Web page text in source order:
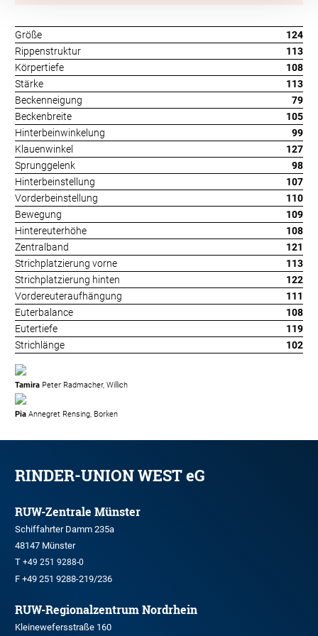
Größe
124
Rippenstruktur
113
Körpertiefe
108
Stärke
113
Beckenneigung
79
Beckenbreite
105
Hinterbeinwinkelung
99
Klauenwinkel
127
Sprunggelenk
98
Hinterbeinstellung
107
Vorderbeinstellung
110
Bewegung
109
Hintereuterhöhe
108
Zentralband
121
Strichplatzierung vorne
113
Strichplatzierung hinten
122
Vordereuteraufhängung
111
Euterbalance
108
Eutertiefe
119
Strichlänge
102
Tamira Peter Radmacher, Willich
Pia Annegret Rensing, Borken
RINDER-UNION WEST eG
RUW-Zentrale Münster
Schiffahrter Damm 235a
48147 Münster
T +49 251 9288-0
F +49 251 9288-219/236
RUW-Regionalzentrum Nordrhein
Kleinewefersstraße 160